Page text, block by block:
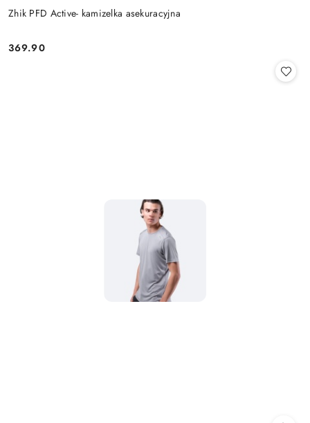
Zhik PFD Active- kamizelka asekuracyjna
Cena:
369.90